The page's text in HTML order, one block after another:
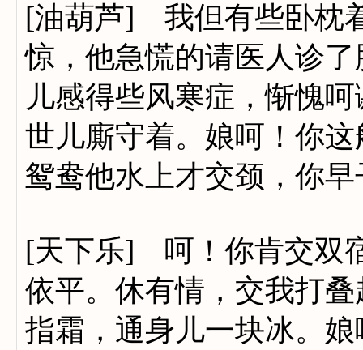
[油葫芦] 我但有些卧枕
惊，他急慌的请医人诊
儿感得些风寒症，惭愧
世儿廝守着。娘呵！你
鸳鸯他水上才交颈，你
[天下乐] 呵！你肯交双
依平。休有情，交我打
指霜，通身儿一块冰。